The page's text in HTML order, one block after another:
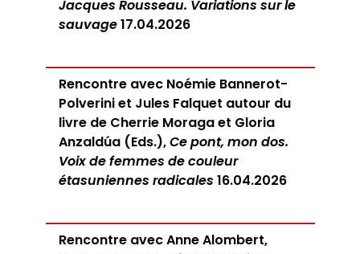
Jacques Rousseau. Variations sur le
sauvage17.04.2026
Rencontre avec Noémie Bannerot-
Polverini et Jules Falquet autour du
livre de Cherrie Moraga et Gloria
Anzaldúa (Eds.),Ce pont, mon dos.
Voix de femmes de couleur
étasuniennes radicales 16.04.2026
Rencontre avec Anne Alombert,